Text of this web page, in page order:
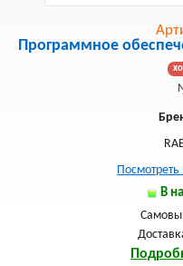
Программное
Посмотреть
В